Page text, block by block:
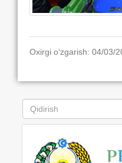
Oxirgi o‘zgarish: 04/03/